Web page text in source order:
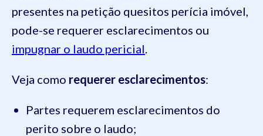
presentes na petição quesitos perícia imóvel,
pode-se requerer esclarecimentos ou
impugnar o laudo pericial.
Veja como requerer esclarecimentos:
Partes requerem esclarecimentos do
perito sobre o laudo;